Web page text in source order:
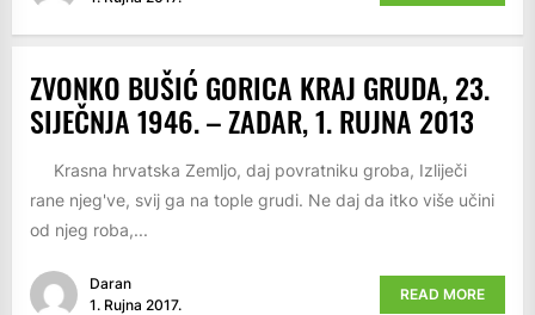
ZVONKO BUŠIĆ GORICA KRAJ GRUDA, 23.
SIJEČNJA 1946. – ZADAR, 1. RUJNA 2013
Krasna hrvatska Zemljo, daj povratniku groba, Izliječi
rane njeg've, svij ga na tople grudi. Ne daj da itko više učini
od njeg roba,...
Daran
1. Rujna 2017.
READ MORE